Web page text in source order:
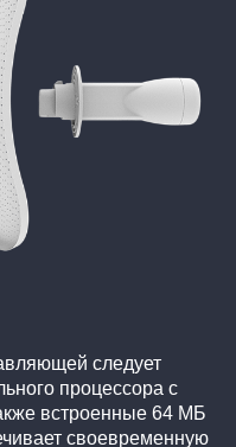
следует
процессора с
встроенные 64 МБ
своевременную